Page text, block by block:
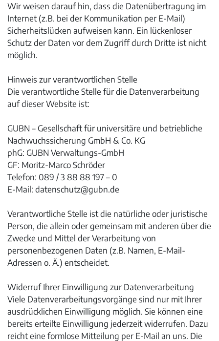
Wir weisen darauf hin, dass die Datenübertragung im
Internet (z.B. bei der Kommunikation per E-Mail)
Sicherheitslücken aufweisen kann. Ein lückenloser
Schutz der Daten vor dem Zugriff durch Dritte ist nicht
möglich.
Hinweis zur verantwortlichen Stelle
Die verantwortliche Stelle für die Datenverarbeitung
auf dieser Website ist:
GUBN – Gesellschaft für universitäre und betriebliche
Nachwuchssicherung GmbH & Co. KG
phG: GUBN Verwaltungs-GmbH
GF: Moritz-Marco Schröder
Telefon: 089 / 3 88 88 197 – 0
E-Mail: datenschutz@gubn.de
Verantwortliche Stelle ist die natürliche oder juristische
Person, die allein oder gemeinsam mit anderen über die
Zwecke und Mittel der Verarbeitung von
personenbezogenen Daten (z.B. Namen, E-Mail-
Adressen o. Ä.) entscheidet.
Widerruf Ihrer Einwilligung zur Datenverarbeitung
Viele Datenverarbeitungsvorgänge sind nur mit Ihrer
ausdrücklichen Einwilligung möglich. Sie können eine
bereits erteilte Einwilligung jederzeit widerrufen. Dazu
reicht eine formlose Mitteilung per E-Mail an uns. Die